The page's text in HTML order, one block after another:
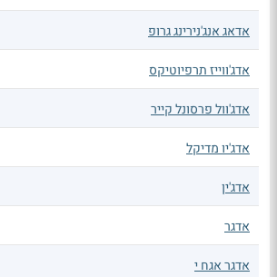
אדאג אנג'נירינג גרופ
אדג'ווייז תרפיוטיקס
אדג'וול פרסונל קייר
אדג'יו מדיקל
אדג'ין
אדגר
אדגר אגח י